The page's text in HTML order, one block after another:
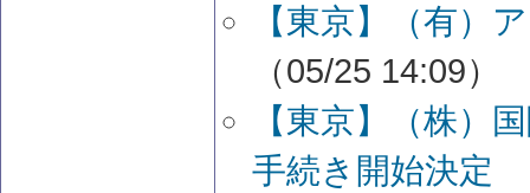
【東京】（有）
（05/25 14:09）
【東京】（株）
手続き開始決定